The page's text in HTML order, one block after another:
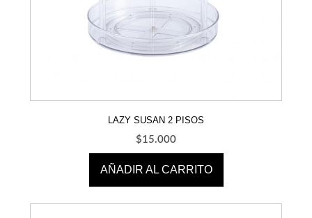
LAZY SUSAN 2 PISOS
$15.000
AÑADIR AL CARRITO